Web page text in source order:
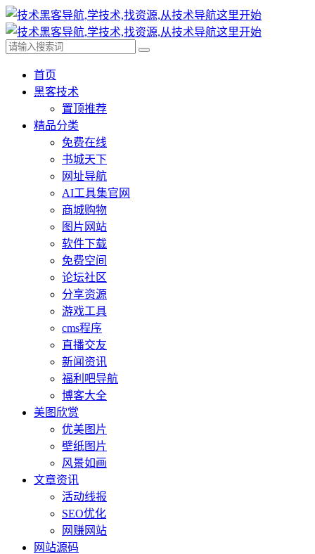
首页
黑客技术
置顶推荐
精品分类
免费在线
书城天下
网址导航
AI工具集官网
商城购物
图片网站
软件下载
免费空间
论坛社区
分享资源
游戏工具
cms程序
直播交友
新闻资讯
福利吧导航
博客大全
美图欣赏
优美图片
壁纸图片
风景如画
文章资讯
活动线报
SEO优化
网赚网站
网站源码